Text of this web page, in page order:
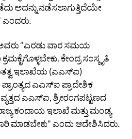
ಅದನ್ನು ನಡೆಸಲಾಗುತ್ತಿದೆಯೇ
ಎಂದರು.
“ಎರಡು ವಾರ ಸಮಯ
ಕೇಂದ್ರ ಸಂಸ್ಕೃತಿ
ಇಲಾಖೆಯ (ಎಎಸ್‌ಐ)
ಎಎಸ್‌ಐ ಪ್ರಾದೇಶಿಕ
ಎಎಸ್‌ಐ, ಶ್ರೀರಂಗಪಟ್ಟಣದ
ಕಂದಾಯ ಇಲಾಖೆ ಮತ್ತು ಮಂಡ್ಯ
ಮಾಡಬೇಕು” ಎಂದು ಆದೇಶಿಸಿದರು.